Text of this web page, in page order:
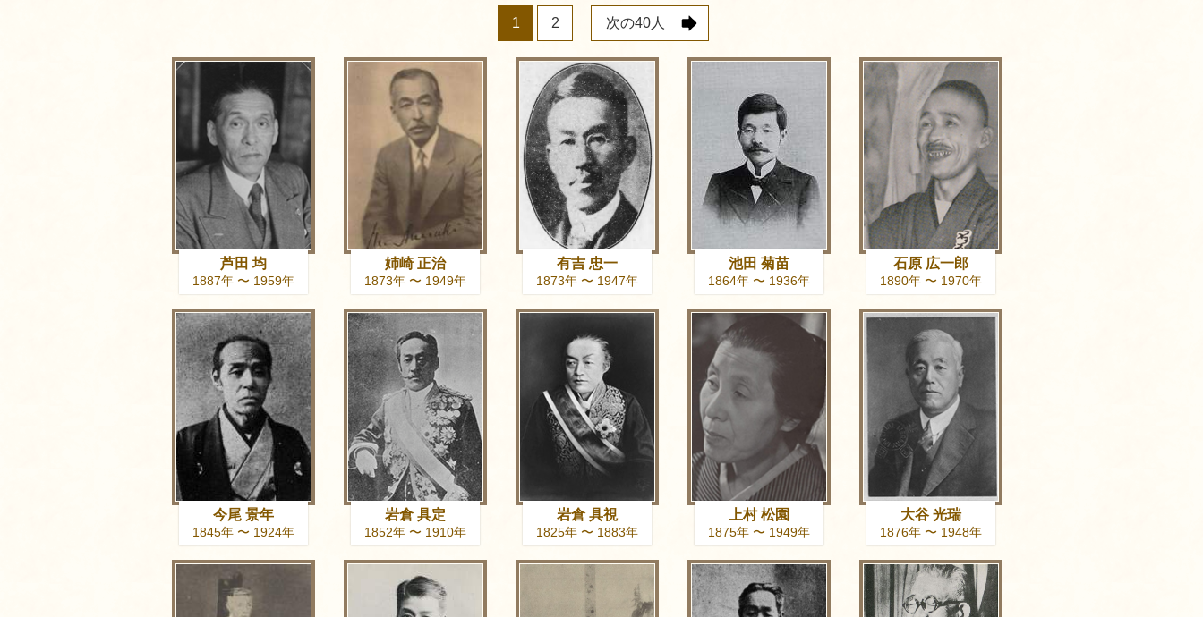
1 2 次の40人
芦田 均
1887年 〜 1959年
姉崎 正治
1873年 〜 1949年
有吉 忠一
1873年 〜 1947年
池田 菊苗
1864年 〜 1936年
石原 広一郎
1890年 〜 1970年
今尾 景年
1845年 〜 1924年
岩倉 具定
1852年 〜 1910年
岩倉 具視
1825年 〜 1883年
上村 松園
1875年 〜 1949年
大谷 光瑞
1876年 〜 1948年